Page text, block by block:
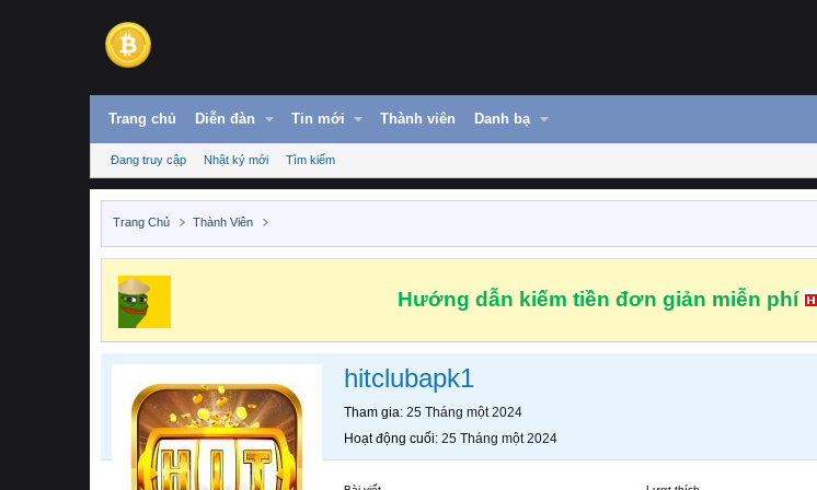
Trang chủ Diễn đàn Tin mới Thành viên Danh bạ
Đang truy cập Nhật ký mới Tìm kiếm
Trang Chủ Thành Viên
Hướng dẫn kiếm tiền đơn giản miễn phí
hitclubapk1
Tham gia 25 Tháng một 2024
Hoạt động cuối 25 Tháng một 2024